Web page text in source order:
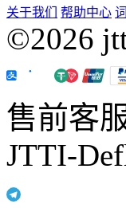
关于我们 帮助中心
©2026
售前客
JTTI-